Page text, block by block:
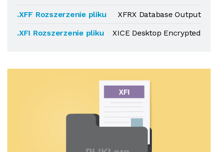
.XFF Rozszerzenie pliku
XFRX Database Output
.XFI Rozszerzenie pliku
XICE Desktop Encrypted